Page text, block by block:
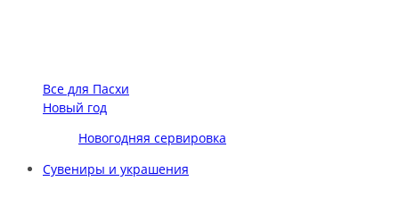
Все для Пасхи
Новый год
Новогодняя сервировка
Сувениры и украшения